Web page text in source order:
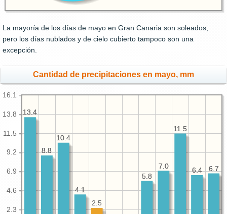
La mayoría de los días de mayo en Gran Canaria son soleados,
pero los días nublados y de cielo cubierto tampoco son una
excepción.
Cantidad de precipitaciones en mayo, mm
2.3
4.6
6.9
9.2
11.5
13.8
16.1
6.7
6.4
11.5
7.0
5.8
4.1
10.4
8.8
13.4
6.7
6.4
11.5
7.0
5.8
2.5
4.1
10.4
8.8
13.4